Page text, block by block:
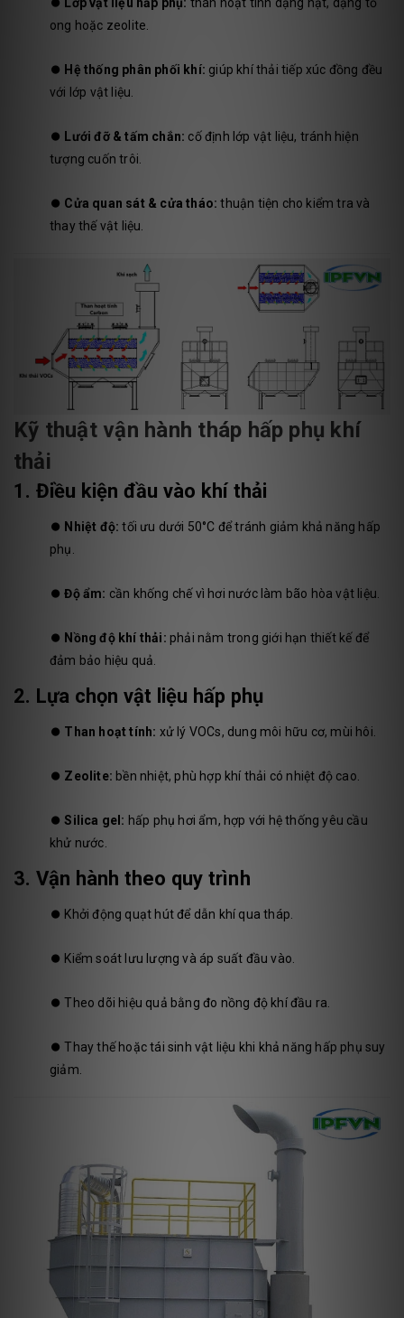
⏺️ Lớp vật liệu hấp phụ: than hoạt tính dạng hạt, dạng tổ
ong hoặc zeolite.
⏺️ Hệ thống phân phối khí: giúp khí thải tiếp xúc đồng đều
với lớp vật liệu.
⏺️ Lưới đỡ & tấm chắn: cố định lớp vật liệu, tránh hiện
tượng cuốn trôi.
⏺️ Cửa quan sát & cửa tháo: thuận tiện cho kiểm tra và
thay thế vật liệu.
Kỹ thuật vận hành tháp hấp phụ khí
thải
1. Điều kiện đầu vào khí thải
⏺️ Nhiệt độ: tối ưu dưới 50°C để tránh giảm khả năng hấp
phụ.
⏺️Độ ẩm: cần khống chế vì hơi nước làm bão hòa vật liệu.
⏺️ Nồng độ khí thải: phải nằm trong giới hạn thiết kế để
đảm bảo hiệu quả.
2. Lựa chọn vật liệu hấp phụ
⏺️ Than hoạt tính: xử lý VOCs, dung môi hữu cơ, mùi hôi.
⏺️ Zeolite: bền nhiệt, phù hợp khí thải có nhiệt độ cao.
⏺️Silica gel: hấp phụ hơi ẩm, hợp với hệ thống yêu cầu
khử nước.
3. Vận hành theo quy trình
⏺️ Khởi động quạt hút để dẫn khí qua tháp.
⏺️ Kiểm soát lưu lượng và áp suất đầu vào.
⏺️Theo dõi hiệu quả bằng đo nồng độ khí đầu ra.
⏺️Thay thế hoặc tái sinh vật liệu khi khả năng hấp phụ suy
giảm.